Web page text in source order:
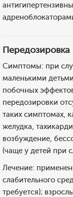
Передозировка
Симптомы: при
маленькими
побочных
передозировки
таких симптомах,
желудка,
возбуждение,
(чаще у детей при
Лечение:
слабительного
требуется);